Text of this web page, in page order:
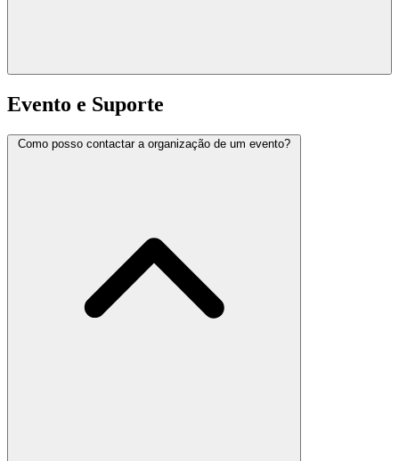
Evento e Suporte
Como posso contactar a organização de um evento?